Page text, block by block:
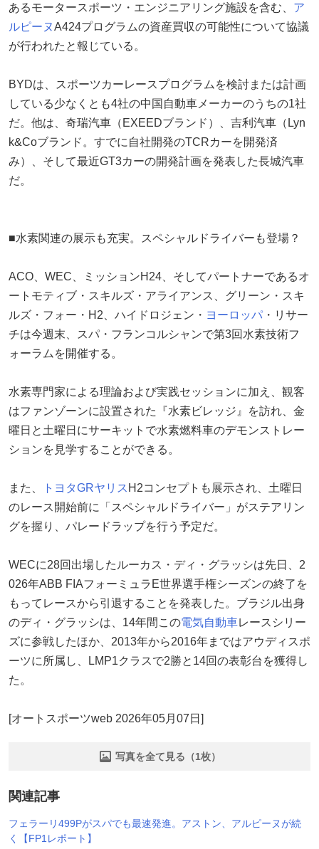
あるモータースポーツ・エンジニアリング施設を含む、 ア
ルピーヌA424プログラムの資産買収の可能性について協議
が行われたと報じている。
BYDは、スポーツカーレースプログラムを検討または計画
している少なくとも4社の中国自動車メーカーのうちの1社
だ。他は、奇瑞汽車（EXEEDブランド）、吉利汽車（Lyn
k&Coブランド。すでに自社開発のTCRカーを開発済
み）、そして最近GT3カーの開発計画を発表した長城汽車
だ。
■水素関連の展示も充実。スペシャルドライバーも登場？
ACO、WEC、ミッションH24、そしてパートナーであるオ
ートモティブ・スキルズ・アライアンス、グリーン・スキ
ルズ・フォー・H2、ハイドロジェン・ ヨーロッパ ・リサー
チは今週末、スパ・フランコルシャンで第3回水素技術フ
ォーラムを開催する。
水素専門家による理論および実践セッションに加え、観客
はファンゾーンに設置された『水素ビレッジ』を訪れ、金
曜日と土曜日にサーキットで水素燃料車のデモンストレー
ションを見学することができる。
また、 トヨタGRヤリス H2コンセプトも展示され、土曜日
のレース開始前に「スペシャルドライバー」がステアリン
グを握り、パレードラップを行う予定だ。
WECに28回出場したルーカス・ディ・グラッシは先日、2
026年ABB FIAフォーミュラE世界選手権シーズンの終了を
もってレースから引退することを発表した。ブラジル出身
のディ・グラッシは、14年間この電気自動車レースシリー
ズに参戦したほか、2013年から2016年まではアウディスポ
ーツに所属し、LMP1クラスで2勝と14回の表彰台を獲得し
た。
[オートスポーツweb 2026年05月07日]
写真を全て見る（1枚）
関連記事
フェラーリ499Pがスパでも最速発進。アストン、アルピーヌが続
く【FP1レポート】